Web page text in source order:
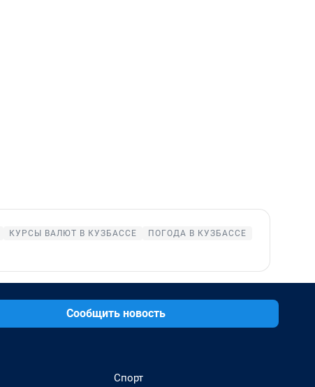
КУРСЫ ВАЛЮТ В КУЗБАССЕ
ПОГОДА В КУЗБАССЕ
Сообщить новость
Спорт